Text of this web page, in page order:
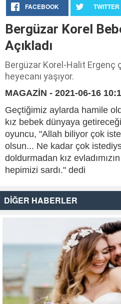
FACEBOOK TWITTER
Bergüzar Korel
Açıkladı
Bergüzar Korel-Halit Ergenç
heyecanı yaşıyor.
MAGAZİN - 2021-06-16
Geçtiğimiz aylarda hamile
kız bebek dünyaya
oyuncu, "Allah biliyor çok
olsun... Ne kadar çok
doldurmadan kız
hepimizi sardı." dedi
DİĞER HABERLER